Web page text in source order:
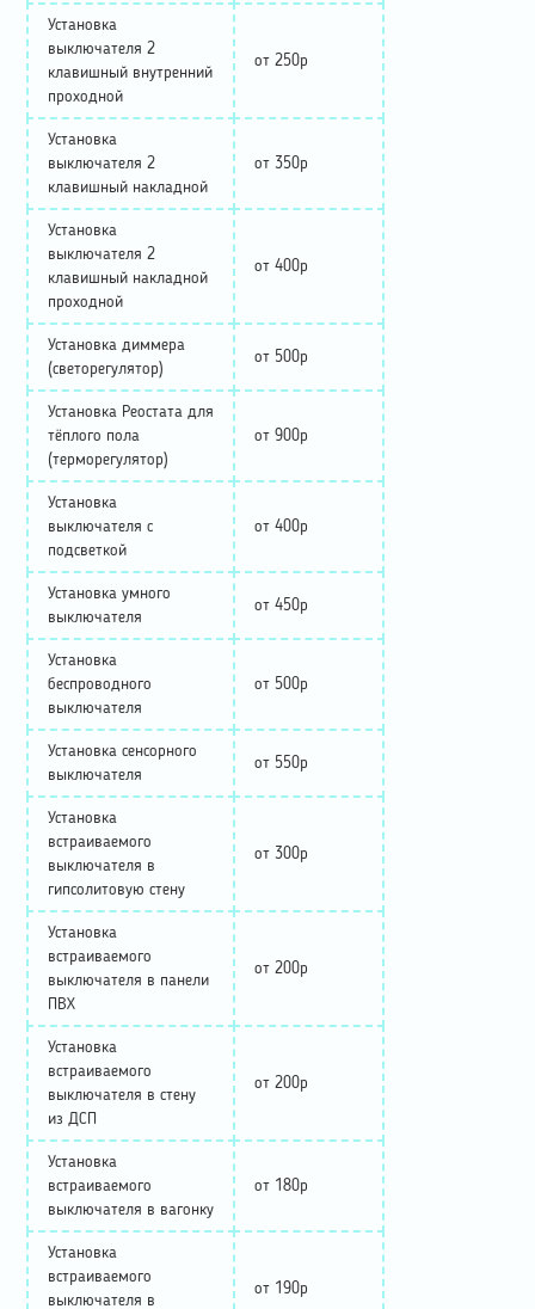
Установка
выключателя 2
клавишный внутренний
проходной
от 250р
Установка
выключателя 2
клавишный накладной
от 350р
Установка
выключателя 2
клавишный накладной
проходной
от 400р
Установка диммера
(светорегулятор)
от 500р
Установка Реостата для
тёплого пола
(терморегулятор)
от 900р
Установка
выключателя с
подсветкой
от 400р
Установка умного
выключателя
от 450р
Установка
беспроводного
выключателя
от 500р
Установка сенсорного
выключателя
от 550р
Установка
встраиваемого
выключателя в
гипсолитовую стену
от 300р
Установка
встраиваемого
выключателя в панели
ПВХ
от 200р
Установка
встраиваемого
выключателя в стену
из ДСП
от 200р
Установка
встраиваемого
выключателя в вагонку
от 180р
Установка
встраиваемого
выключателя в
от 190р